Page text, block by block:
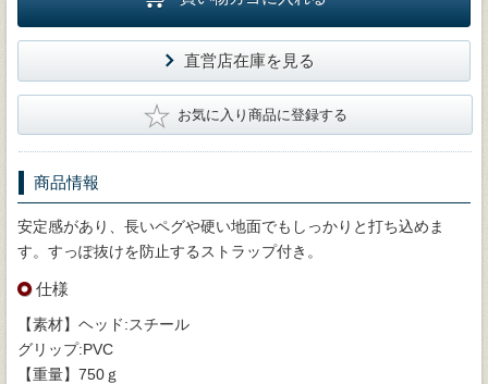
直営店在庫を見る
★ お気に入り商品に登録する
商品情報
安定感があり、長いペグや硬い地面でもしっかりと打ち込めま
す。すっぽ抜けを防止するストラップ付き。
仕様
【素材】ヘッド:スチール
グリップ:PVC
【重量】750ｇ